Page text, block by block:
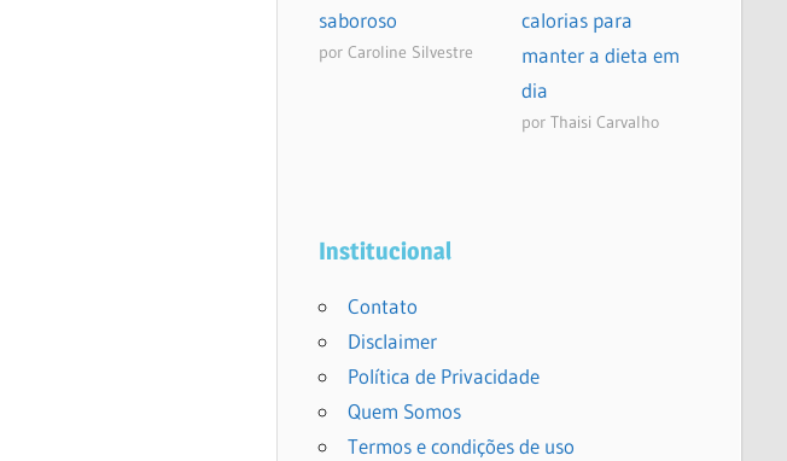
saboroso
por Caroline Silvestre
calorias para
manter a dieta em
dia
por Thaisi Carvalho
Institucional
Contato
Disclaimer
Política de Privacidade
Quem Somos
Termos e condições de uso